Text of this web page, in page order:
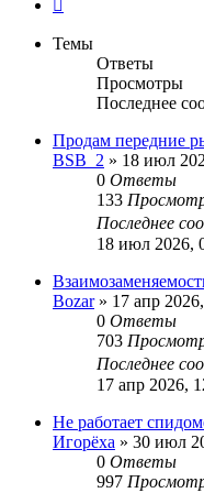
Темы
Ответы
Просмотры
Последнее
Продам передние
BSB_2 » 18 июл
0 Ответы
133
Последнее
18 июл 2026,
Bozar» 17 апр
0 Ответы
703
Последнее
17 апр 2026,
Не работает
Игорёха » 30 июл
0 Ответы
997